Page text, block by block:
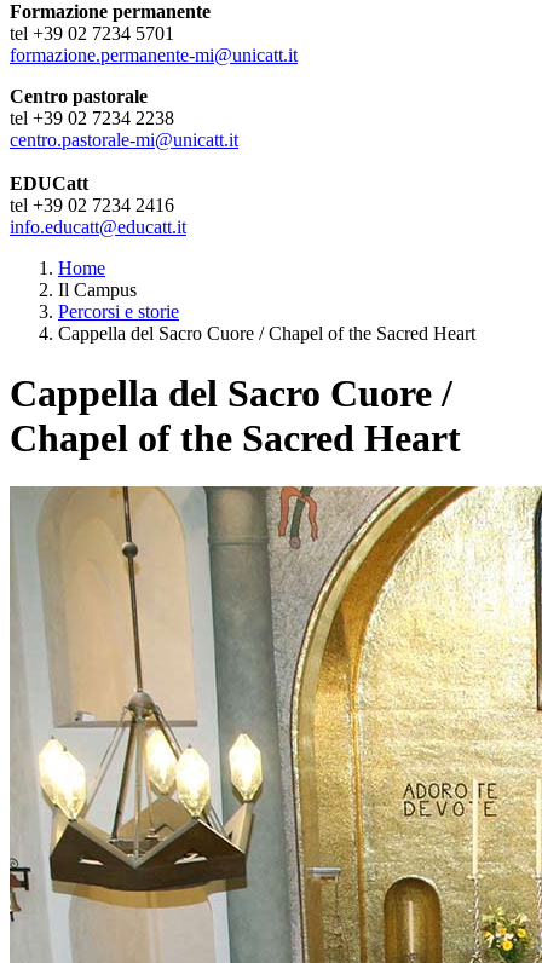
Formazione permanente
tel +39 02 7234 5701
formazione.permanente-mi@unicatt.it
Centro pastorale
tel +39 02 7234 2238
centro.pastorale-mi@unicatt.it
EDUCatt
tel +39 02 7234 2416
info.educatt@educatt.it
Home
Il Campus
Percorsi e storie
Cappella del Sacro Cuore / Chapel of the Sacred Heart
Cappella del Sacro Cuore /
Chapel of the Sacred Heart